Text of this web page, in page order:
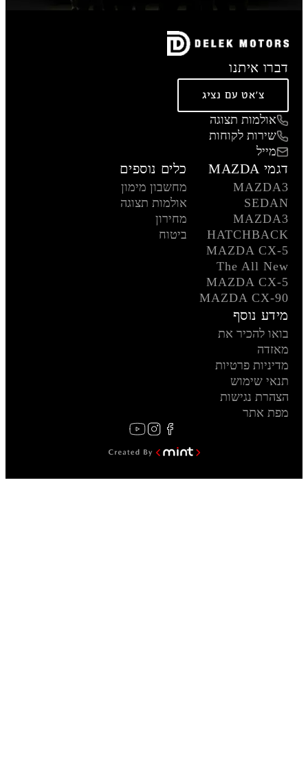
דברו איתנו
צ'אט עם נציג
אולמות תצוגה
שירות לקוחות
מייל
דגמי MAZDA
MAZDA3
SEDAN
MAZDA3
HATCHBACK
MAZDA CX-5
The All New
MAZDA CX-5
MAZDA CX-90
כלים נוספים
מחשבון מימון
אולמות תצוגה
מחירון
ביטוח
מידע נוסף
בואו להכיר את
מאזדה
מדיניות פרטיות
תנאי שימוש
הצהרת נגישות
מפת אתר